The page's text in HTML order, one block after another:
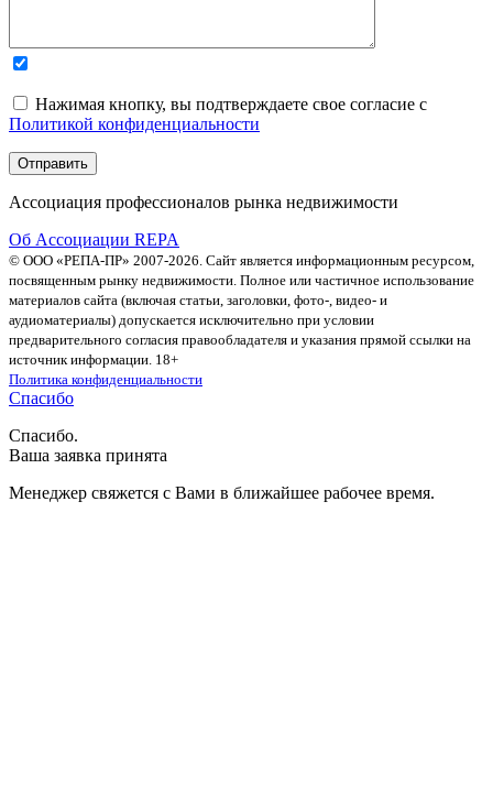
Нажимая кнопку, вы подтверждаете свое согласие с
Политикой конфиденциальности
Ассоциация профессионалов рынка недвижимости
Об Ассоциации REPA
© ООО «РЕПА-ПР» 2007-2026. Сайт является информационным ресурсом,
посвященным рынку недвижимости. Полное или частичное использование
материалов сайта (включая статьи, заголовки, фото-, видео- и
аудиоматериалы) допускается исключительно при условии
предварительного согласия правообладателя и указания прямой ссылки на
источник информации. 18+
Политика конфиденциальности
Спасибо
Спасибо.
Ваша заявка принята
Менеджер свяжется с Вами в ближайшее рабочее время.